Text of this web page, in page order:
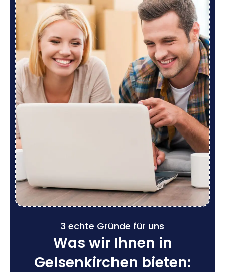
3 echte Gründe für uns
Was wir Ihnen in
Gelsenkirchen bieten: